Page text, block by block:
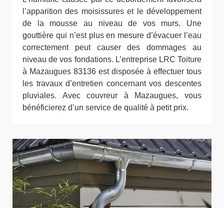
l’apparition des moisissures et le développement
de la mousse au niveau de vos murs. Une
gouttière qui n’est plus en mesure d’évacuer l’eau
correctement peut causer des dommages au
niveau de vos fondations. L’entreprise LRC Toiture
à Mazaugues 83136 est disposée à effectuer tous
les travaux d’entretien concernant vos descentes
pluviales. Avec couvreur à Mazaugues, vous
bénéficierez d’un service de qualité à petit prix.